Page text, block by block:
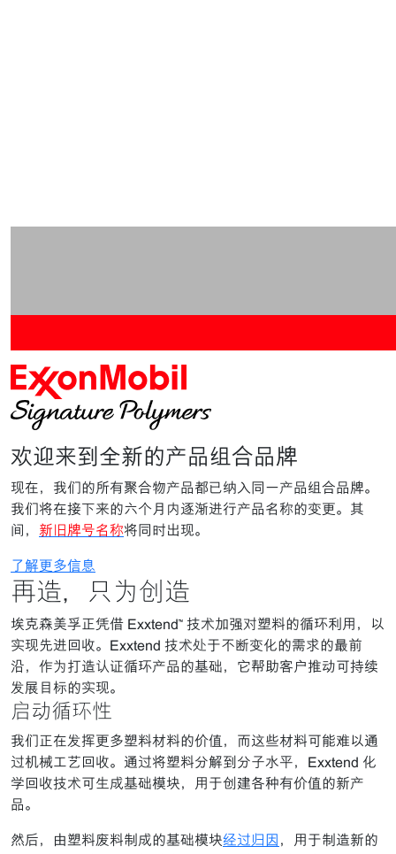
欢迎来到全新的产品组合品牌
现在，我们的所有聚合物产品都已纳入同一产品组合品牌。
我们将在接下来的六个月内逐渐进行产品名称的变更。其
间， 新旧牌号名称将同时出现。
了解更多信息
再造，只为创造
埃克森美孚正凭借 Exxtend™ 技术加强对塑料的循环利用，以
实现先进回收。Exxtend 技术处于不断变化的需求的最前
沿，作为打造认证循环产品的基础，它帮助客户推动可持续
发展目标的实现。
启动循环性
我们正在发挥更多塑料材料的价值，而这些材料可能难以通
过机械工艺回收。通过将塑料分解到分子水平，Exxtend 化
学回收技术可生成基础模块，用于创建各种有价值的新产
品。
然后，由塑料废料制成的基础模块经过归因 ，用于制造新的